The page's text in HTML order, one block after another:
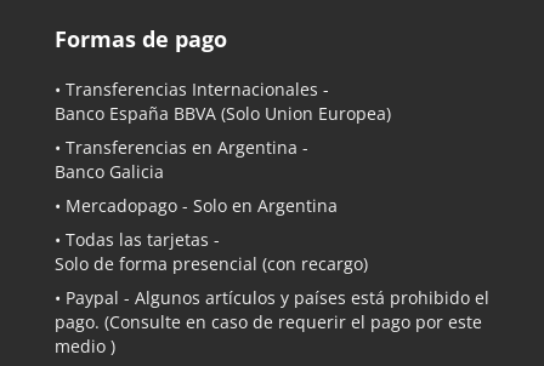
Formas de pago
• Transferencias Internacionales -
Banco España BBVA (Solo Union Europea)
• Transferencias en Argentina -
Banco Galicia
• Mercadopago - Solo en Argentina
• Todas las tarjetas -
Solo de forma presencial (con recargo)
• Paypal - Algunos artículos y países está prohibido el
pago. (Consulte en caso de requerir el pago por este
medio )